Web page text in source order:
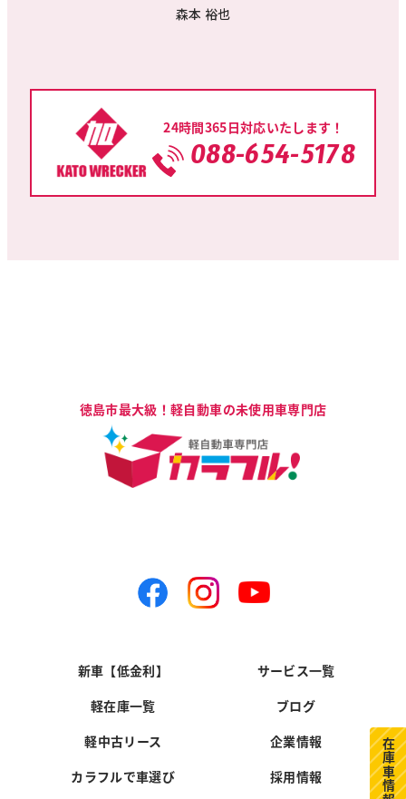
在庫車情報
森本 裕也
24時間365日対応いたします！
088-654-5178
新車【低金利】
軽在庫一覧
軽中古リース
カラフルで車選び
サービス一覧
ブログ
企業情報
採用情報